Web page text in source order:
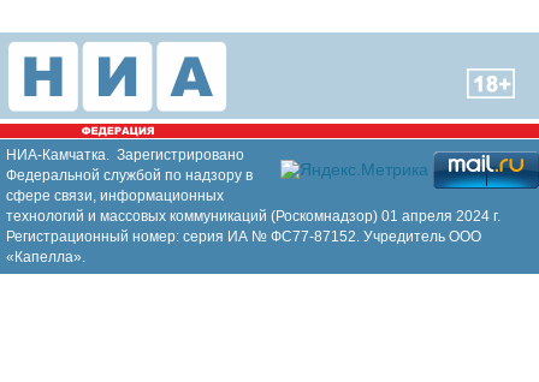
НИА-Камчатка. Зарегистрировано
Федеральной службой по надзору в
сфере связи, информационных
технологий и массовых коммуникаций (Роскомнадзор) 01 апреля 2024 г.
Регистрационный номер: серия ИА № ФС77-87152. Учредитель ООО
«Капелла».